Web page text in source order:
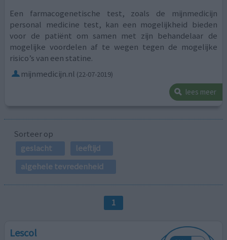
Een farmacogenetische test, zoals de mijnmedicijn
personal medicine test, kan een mogelijkheid bieden
voor de patiënt om samen met zijn behandelaar de
mogelijke voordelen af te wegen tegen de mogelijke
risico’s van een statine.
mijnmedicijn.nl (22-07-2019)
lees meer
Sorteer op
geslacht
leeftijd
algehele tevredenheid
1
Lescol